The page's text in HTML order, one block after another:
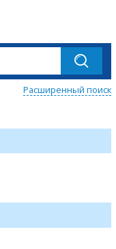
Расширенный поиск